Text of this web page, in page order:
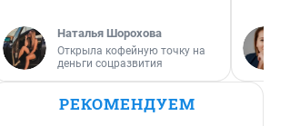
Наталья Шорохова
Открыла кофейную точку на
деньги соцразвития
РЕКОМЕНДУЕМ